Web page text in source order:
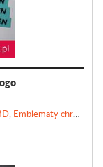
POLINAL® - Emblematy.pl - Naklejki wypukłe 3D, Emblematy chromowane, Tabliczki, Etykiety